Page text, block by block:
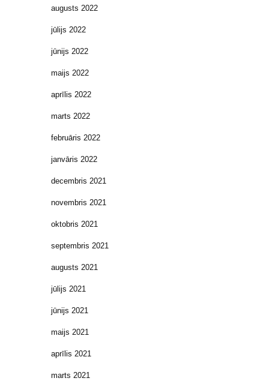
augusts 2022
jūlijs 2022
jūnijs 2022
maijs 2022
aprīlis 2022
marts 2022
februāris 2022
janvāris 2022
decembris 2021
novembris 2021
oktobris 2021
septembris 2021
augusts 2021
jūlijs 2021
jūnijs 2021
maijs 2021
aprīlis 2021
marts 2021